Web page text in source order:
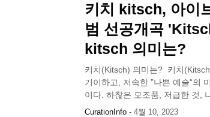
키치 kitsch, 아이
범 선공개곡
kitsch 의미는?
키치(Kitsch) 의미는? 키치
기이하고, 저속한 ”나쁜 예술“의
이다. 하찮은 모조품, 저급한 것,
CurationInfo - 4월 10, 2023